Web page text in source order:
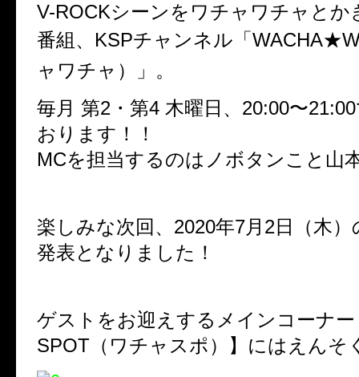
V-ROCKシーンをワチャワチャとか
番組、 KSPチャンネル「 WACHA★
ャワチャ）」。
毎月 第2 ・第4 木曜日、 20:00〜
おります！！
MCを担当するのはノボタンこと山
楽しみな次回、 2020年7月2日（木
発表となりました！
ゲストをお迎えするメインコーナー
SPOT （ワチャスポ）】にはえんそ